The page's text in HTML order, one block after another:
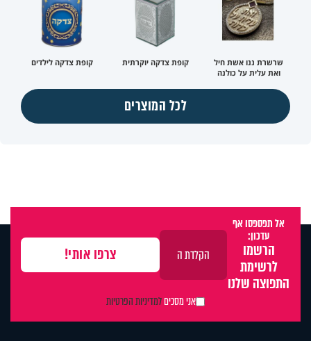
שרשרת ננו אשת חיל
ואת עלית על כולנה
קופת צדקה יוקרתית קופת צדקה לילדים
לכל המוצרים
אל תפספסו אף
עדכון:
הרשמו
לרשימת
התפוצה שלנו
אני מסכיםלמדיניות הפרטיות